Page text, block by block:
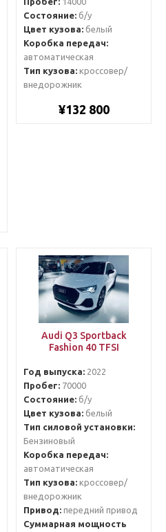
Состояние:б/у
Цвет кузова:белый
Коробка передач:
автоматическая
Тип кузова:кроссовер/
внедорожник
¥132 800
Audi Q3 Sportback
Fashion 40 TFSI
Год выпуска:2022
Пробег:70000
Состояние:б/у
Цвет кузова:белый
Тип силовой установки:
Бензиновый
Коробка передач:
автоматическая
Тип кузова:кроссовер/
внедорожник
Привод:передний привод
Суммарная мощность